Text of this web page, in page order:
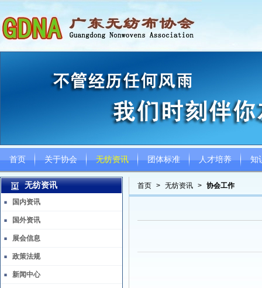
首页 关于协会 无纺资讯 团体标准 人才培养 知
首页 > 无纺资讯 > 协会工作
无纺资讯
国内资讯
国外资讯
展会信息
政策法规
新闻中心